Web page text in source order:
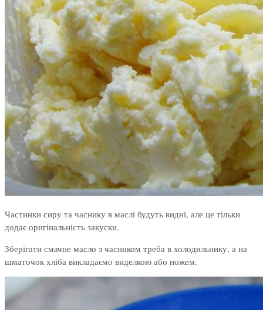
Частинки сиру та часнику в маслі будуть видні, але це тільки
додає оригінальність закуски.
Зберігати смачне масло з часником треба в холодильнику, а на
шматочок хліба викладаємо виделкою або ножем.